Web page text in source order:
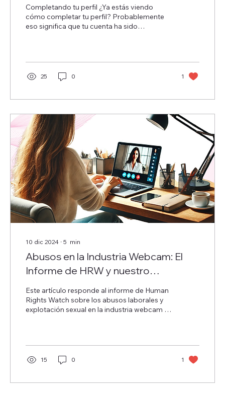
Completando tu perfil ¿Ya estás viendo
cómo completar tu perfil? Probablemente
eso significa que tu cuenta ha sido
25 0 1
10 dic 2024 ∙ 5 min
Abusos en la Industria Webcam: El
Informe de HRW y nuestro
Compromiso por un Futuro Ético y
Seguro en la industria.
Este artículo responde al informe de Human
Rights Watch sobre los abusos laborales y
explotación sexual en la industria webcam en
15 0 1